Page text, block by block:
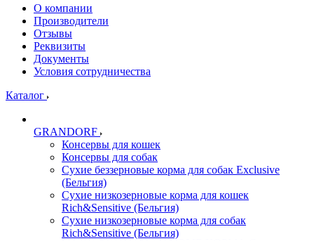
О компании
Производители
Отзывы
Реквизиты
Документы
Условия сотрудничества
Каталог
GRANDORF
Консервы для кошек
Консервы для собак
Сухие беззерновые корма для собак Exclusive
(Бельгия)
Сухие низкозерновые корма для кошек
Rich&Sensitive (Бельгия)
Сухие низкозерновые корма для собак
Rich&Sensitive (Бельгия)